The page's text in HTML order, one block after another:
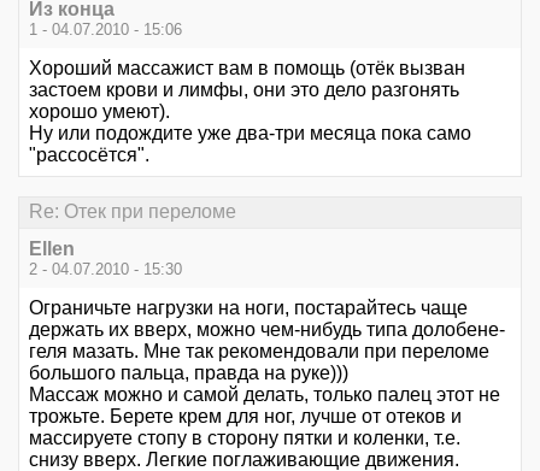
Из конца
1 - 04.07.2010 - 15:06
Хороший массажист вам в помощь (отёк вызван
застоем крови и лимфы, они это дело разгонять
хорошо умеют).
Ну или подождите уже два-три месяца пока само
"рассосётся".
Re: Отек при переломе
Ellen
2 - 04.07.2010 - 15:30
Ограничьте нагрузки на ноги, постарайтесь чаще
держать их вверх, можно чем-нибудь типа долобене-
геля мазать. Мне так рекомендовали при переломе
большого пальца, правда на руке)))
Массаж можно и самой делать, только палец этот не
трожьте. Берете крем для ног, лучше от отеков и
массируете стопу в сторону пятки и коленки, т.е.
снизу вверх. Легкие поглаживающие движения.